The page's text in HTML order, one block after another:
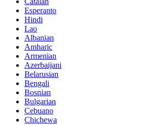
Esperanto
Hindi
Lao
Albanian
Amharic
Armenian
Azerbaijani
Belarusian
Bengali
Bosnian
Bulgarian
Cebuano
Chichewa